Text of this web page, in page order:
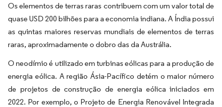
Os elementos de terras raras contribuem com um valor total de
quase USD 200 bilhões para a economia indiana. A Índia possui
as quintas maiores reservas mundiais de elementos de terras
raras, aproximadamente o dobro das da Austrália.
O neodímio é utilizado em turbinas eólicas para a produção de
energia eólica. A região Ásia-Pacífico detém o maior número
de projetos de construção de energia eólica iniciados em
2022. Por exemplo, o Projeto de Energia Renovável Integrada